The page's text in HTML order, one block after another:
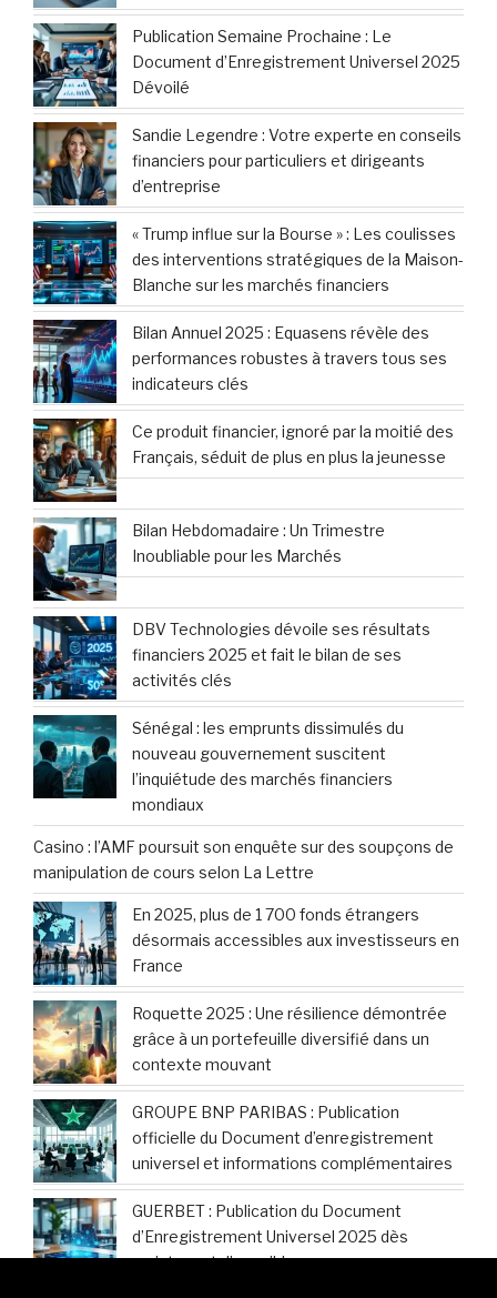
Publication Semaine Prochaine : Le
Document d’Enregistrement Universel 2025
Dévoilé
Sandie Legendre : Votre experte en conseils
financiers pour particuliers et dirigeants
d’entreprise
« Trump influe sur la Bourse » : Les coulisses
des interventions stratégiques de la Maison-
Blanche sur les marchés financiers
Bilan Annuel 2025 : Equasens révèle des
performances robustes à travers tous ses
indicateurs clés
Ce produit financier, ignoré par la moitié des
Français, séduit de plus en plus la jeunesse
Bilan Hebdomadaire : Un Trimestre
Inoubliable pour les Marchés
DBV Technologies dévoile ses résultats
financiers 2025 et fait le bilan de ses
activités clés
Sénégal : les emprunts dissimulés du
nouveau gouvernement suscitent
l’inquiétude des marchés financiers
mondiaux
Casino : l’AMF poursuit son enquête sur des soupçons de
manipulation de cours selon La Lettre
En 2025, plus de 1 700 fonds étrangers
désormais accessibles aux investisseurs en
France
Roquette 2025 : Une résilience démontrée
grâce à un portefeuille diversifié dans un
contexte mouvant
GROUPE BNP PARIBAS : Publication
officielle du Document d’enregistrement
universel et informations complémentaires
GUERBET : Publication du Document
d’Enregistrement Universel 2025 dès
maintenant disponible